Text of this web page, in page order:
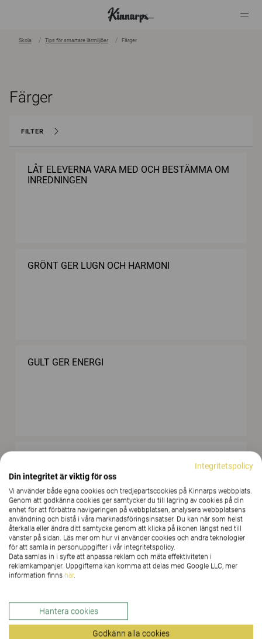
Skola Tips för smartare lärmiljöer Färger
Färger
FILTER
LÅT ELEVERNA VARA MED OCH BESTÄMMA OM
INREDNINGEN
GRÖNT GER LUGN OCH HARMONI
GULT GER ENERGI
BLÅTT GER LUGN OCH PRODUKTIVITET
Integritetspolicy
Din integritet är viktig för oss
Vi använder både egna cookies och tredjepartscookies på Kinnarps webbplats.
Genom att godkänna cookies ger samtycker du till lagring av cookies på din
enhet för att förbättra navigeringen på webbplatsen, analysera webbplatsens
användning och bistå i våra marknadsföringsinsatser. Du kan när som helst
återkalla eller ändra ditt samtycke genom att klicka på ikonen längst ned till
vänster på sidan. Läs mer om hur vi använder cookies och andra teknologier
för att samla in personuppgifter i vår integritetspolicy.
Data samlas in i syfte att anpassa reklam och mäta effektiviteten i
reklamkampanjer. Uppgifterna kan komma att delas med Google LLC, mer
information finns här.
Hantera cookies
Godkänn alla cookies